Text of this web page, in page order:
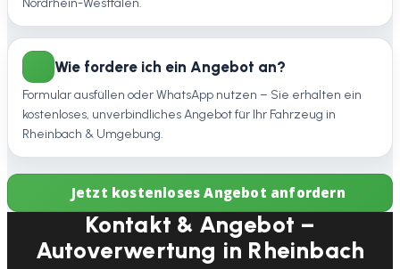
Nordrhein-Westfalen.
Wie fordere ich ein Angebot an?
Formular ausfüllen oder WhatsApp nutzen – Sie erhalten ein
kostenloses, unverbindliches Angebot für Ihr Fahrzeug in
Rheinbach & Umgebung.
Jetzt kostenloses Angebot anfordern
Kontakt & Angebot –
Autoverwertung in Rheinbach